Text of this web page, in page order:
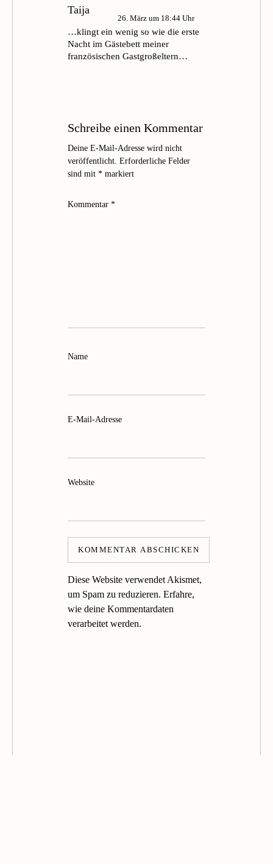
Taija
26. März um 18:44 Uhr
…klingt ein wenig so wie die erste
Nacht im Gästebett meiner
französischen Gastgroßeltern…
Schreibe einen Kommentar
Deine E-Mail-Adresse wird nicht
veröffentlicht. Erforderliche Felder
sind mit * markiert
Kommentar *
Name
E-Mail-Adresse
Website
Diese Website verwendet Akismet,
um Spam zu reduzieren. Erfahre,
wie deine Kommentardaten
verarbeitet werden.